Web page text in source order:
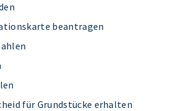
beantragen
für Grundstücke erhalten